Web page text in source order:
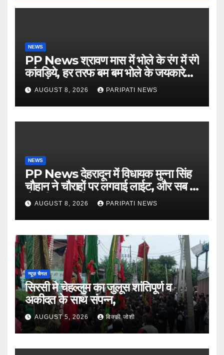
NEWS
PP News श्रावण मास में भोले के रंग में रंगे
कांवड़िये, हर तरफ बम बम भोले के जयकारे…
see more..
AUGUST 8, 2026 PARIPATI NEWS
NEWS
PP News देहरादून में विधायक मुन्ना सिंह
चौहान ने चौराहों पर लगवाई लाईट, और सब में
हो गयी वाह-वाही…
AUGUST 8, 2026 PARIPATI NEWS
न्यूज़ चैनल
सिरसी मे चेहल्लुम का जुलूस शांतिपूर्ण व
अकीदत के साथ संपन्न,
AUGUST 5, 2026 विक्की जोशी